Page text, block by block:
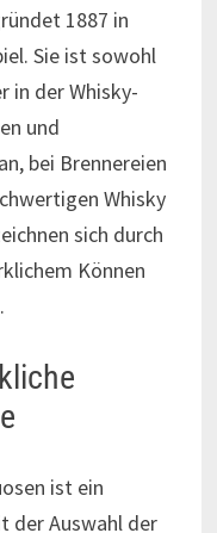
1887 in
Sie ist sowohl
in der Whisky-
und
bei Brennereien
Whisky
sich durch
Können
ist ein
der Auswahl der